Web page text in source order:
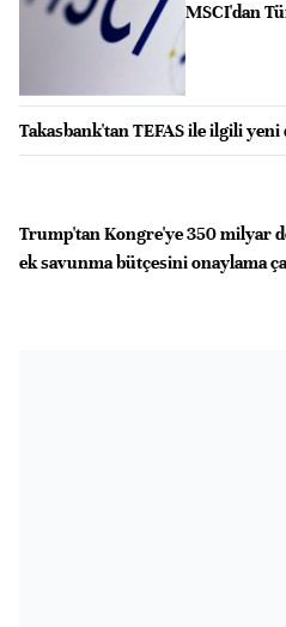
MSCI'dan
Takasbank'tan TEFAS ile ilgili yeni
Trump'tan Kongre'ye 350 milyar
ek savunma bütçesini onaylama